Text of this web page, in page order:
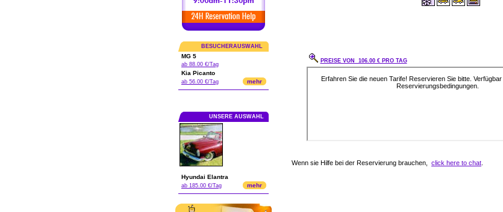
BESUCHERAUSWAHL
MG 5
ab 88.00 €/Tag
Kia Picanto
ab 56.00 €/Tag mehr
UNSERE AUSWAHL
Hyundai Elantra
ab 185.00 €/Tag mehr
PREISE VON 106.00 € PRO TAG
Wenn sie Hilfe bei der Reservierung brauchen, click here to chat